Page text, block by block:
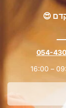
😍
054-